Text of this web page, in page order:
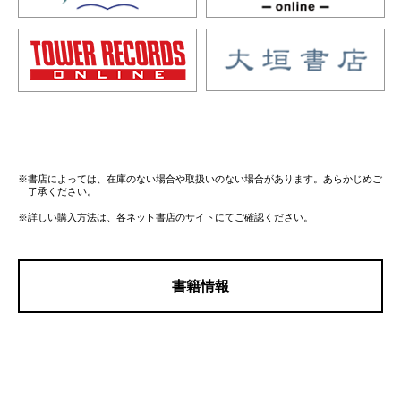
※書店によっては、在庫のない場合や取扱いのない場合があります。あらかじめご
了承ください。
※詳しい購入方法は、各ネット書店のサイトにてご確認ください。
書籍情報